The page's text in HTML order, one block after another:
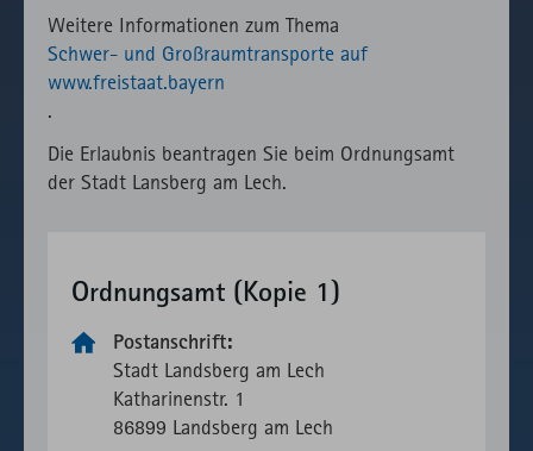
Weitere Informationen zum Thema
Schwer- und Großraumtransporte auf
www.freistaat.bayern
.
Die Erlaubnis beantragen Sie beim Ordnungsamt
der Stadt Lansberg am Lech.
Ordnungsamt (Kopie 1)
Postanschrift:
Stadt Landsberg am Lech
Katharinen­­str. 1
86899 Landsberg am Lech
Verwendung
des lokal
eingebunden